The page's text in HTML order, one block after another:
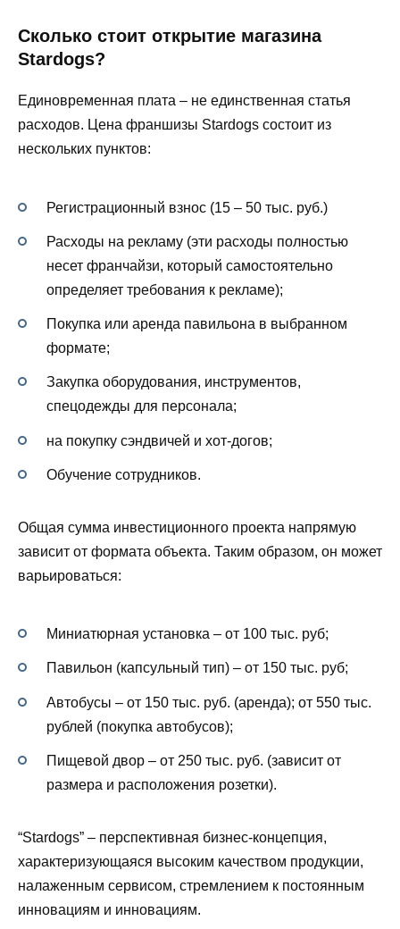
Сколько стоит открытие магазина
Stardogs?
Единовременная плата – не единственная статья
расходов. Цена франшизы Stardogs состоит из
нескольких пунктов:
Регистрационный взнос (15 – 50 тыс. руб.)
Расходы на рекламу (эти расходы полностью
несет франчайзи, который самостоятельно
определяет требования к рекламе);
Покупка или аренда павильона в выбранном
формате;
Закупка оборудования, инструментов,
спецодежды для персонала;
на покупку сэндвичей и хот-догов;
Обучение сотрудников.
Общая сумма инвестиционного проекта напрямую
зависит от формата объекта. Таким образом, он может
варьироваться:
Миниатюрная установка – от 100 тыс. руб;
Павильон (капсульный тип) – от 150 тыс. руб;
Автобусы – от 150 тыс. руб. (аренда); от 550 тыс.
рублей (покупка автобусов);
Пищевой двор – от 250 тыс. руб. (зависит от
размера и расположения розетки).
“Stardogs” – перспективная бизнес-концепция,
характеризующаяся высоким качеством продукции,
налаженным сервисом, стремлением к постоянным
инновациям и инновациям.